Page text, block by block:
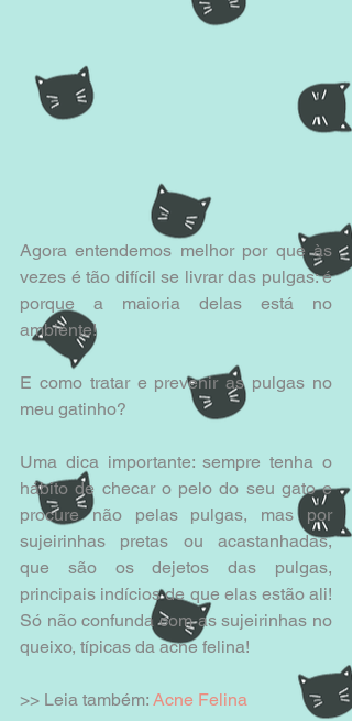
Agora entendemos melhor por que às
vezes é tão difícil se livrar das pulgas: é
porque a maioria delas está no
ambiente!
E como tratar e prevenir as pulgas no
meu gatinho?
Uma dica importante: sempre tenha o
hábito de checar o pelo do seu gato e
procure não pelas pulgas, mas por
sujeirinhas pretas ou acastanhadas,
que são os dejetos das pulgas,
principais indícios de que elas estão ali!
Só não confunda com as sujeirinhas no
queixo, típicas da acne felina!
>> Leia também: Acne Felina